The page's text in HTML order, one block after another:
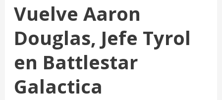
Vuelve Aaron
Douglas, Jefe Tyrol
en Battlestar
Galactica